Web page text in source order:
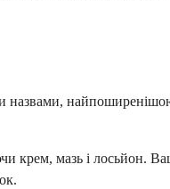
назвами,
крем, мазь і лосьйон.